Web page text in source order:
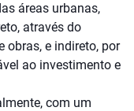
áreas urbanas,
através do
obras, e indireto, por
ao investimento e
com um